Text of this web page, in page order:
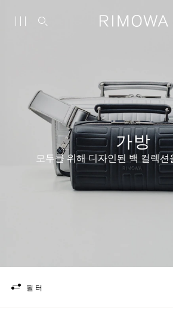
가방
모두를 위해 디자인된 백 컬렉션
필터